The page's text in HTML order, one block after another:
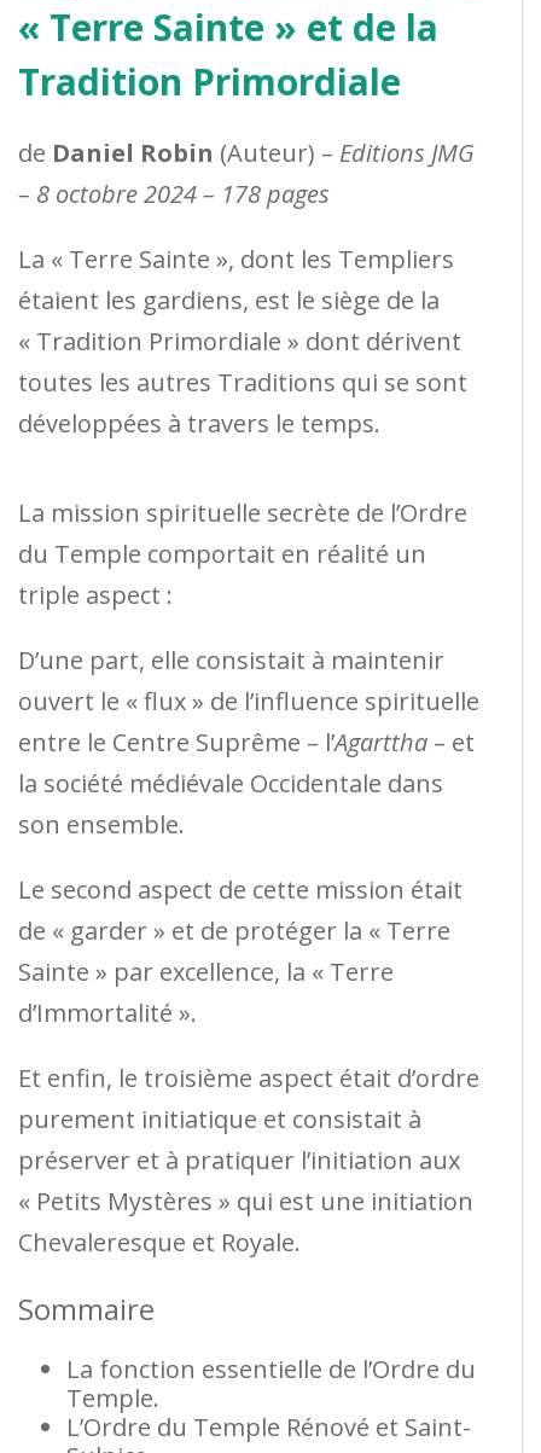
« Terre Sainte » et de la
Tradition Primordiale
de Daniel Robin (Auteur) – Editions JMG
– 8 octobre 2024 – 178 pages
La « Terre Sainte », dont les Templiers
étaient les gardiens, est le siège de la
« Tradition Primordiale » dont dérivent
toutes les autres Traditions qui se sont
développées à travers le temps.
La mission spirituelle secrète de l’Ordre
du Temple comportait en réalité un
triple aspect :
D’une part, elle consistait à maintenir
ouvert le « flux » de l’influence spirituelle
entre le Centre Suprême – l’Agarttha – et
la société médiévale Occidentale dans
son ensemble.
Le second aspect de cette mission était
de « garder » et de protéger la « Terre
Sainte » par excellence, la « Terre
d’Immortalité ».
Et enfin, le troisième aspect était d’ordre
purement initiatique et consistait à
préserver et à pratiquer l’initiation aux
« Petits Mystères » qui est une initiation
Chevaleresque et Royale.
Sommaire
La fonction essentielle de l’Ordre du
Temple.
L’Ordre du Temple Rénové et Saint-